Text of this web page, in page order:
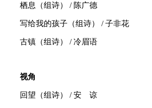
栖息（组诗） / 陈广德
写给我的孩子（组诗） / 子非花
古镇（组诗） / 冷眉语
视角
回望（组诗） / 安 谅